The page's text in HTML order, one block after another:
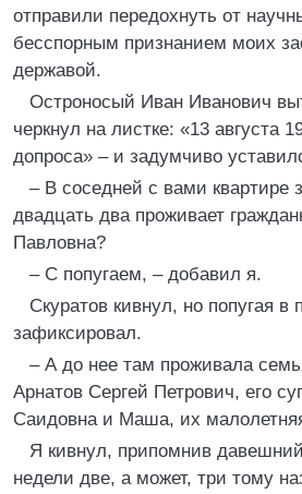
отправили передохнуть от
бесспорным признанием моих
державой.
Остроносый Иван Иванович
черкнул на листке: «13 августа
допроса» – и задумчиво
– В соседней с вами квартире
двадцать два проживает
Павловна?
– С попугаем, – добавил я.
Скуратов кивнул, но попугая в
зафиксировал.
– А до нее там проживала
Арнатов Сергей Петрович, его
Саидовна и Маша, их
Я кивнул, припомнив
недели две, а может, три тому